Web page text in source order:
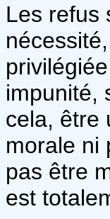
Les refus
impunité,
cela, être
morale ni
pas être
est